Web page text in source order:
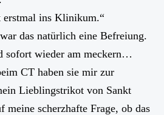
erstmal ins Klinikum.“
das natürlich eine Befreiung.
sofort wieder am meckern…
CT haben sie mir zur
Lieblingstrikot von Sankt
meine scherzhafte Frage, ob das